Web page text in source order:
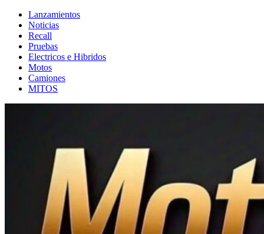
Lanzamientos
Noticias
Recall
Pruebas
Electricos e Hibridos
Motos
Camiones
MITOS